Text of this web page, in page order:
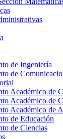
de Ingeniería
de
Académico de
Académico de
Académico de
de Educación
de Ciencias